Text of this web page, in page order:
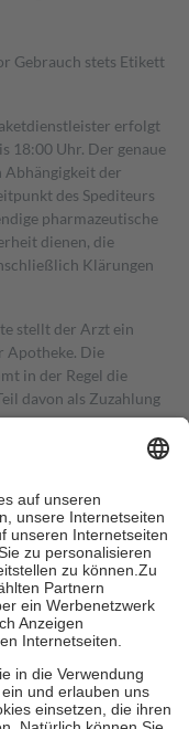
Gebrauch stets Etikett
erfolgt
18:00 Uhr. Der genaue
Abhängigkeit der
des Spediteurs
pharmazeutische
dienen, die
Klärungen
stellt der Arzt ein
Apotheke. Die
in der Regel die
davon als Zuzahlung
in Höhe von zehn
als die tatsächlichen
Online-Apotheken.
beträgt die
Euro je
eigene Gesundheit zu
zu unterstützen,
18. Lebensjahr